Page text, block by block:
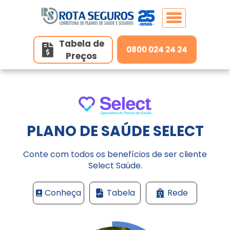
Home
Planos de Saúde
Planos de Saúde Individuais
MedSênior
MedGold
Seguros
Contato
Tabela de
Preços
0800 024 24 24
PLANO DE SAÚDE SELECT
Conte com todos os benefícios de ser cliente
Select Saúde.
Conheça Tabela Rede